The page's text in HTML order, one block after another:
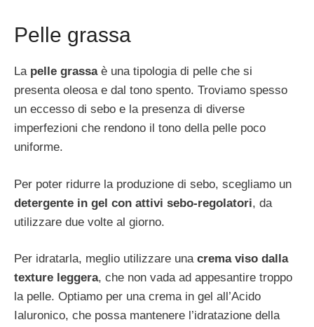
Pelle grassa
La pelle grassaè una tipologia di pelle che si
presenta oleosa e dal tono spento. Troviamo spesso
un eccesso di sebo e la presenza di diverse
imperfezioni che rendono il tono della pelle poco
uniforme.
Per poter ridurre la produzione di sebo, scegliamo un
detergente in gel con attivi sebo-regolatori, da
utilizzare due volte al giorno.
Per idratarla, meglio utilizzare una crema viso dalla
texture leggera, che non vada ad appesantire troppo
la pelle. Optiamo per una crema in gel all’Acido
Ialuronico, che possa mantenere l’idratazione della